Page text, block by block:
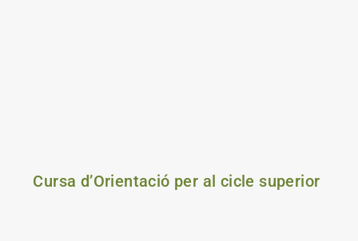
Cursa d’Orientació per al cicle superior